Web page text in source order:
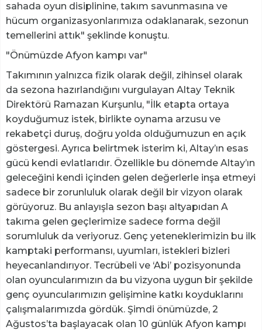
sahada oyun disiplinine, takım savunmasına ve
hücum organizasyonlarımıza odaklanarak, sezonun
temellerini attık" şeklinde konuştu.
"Önümüzde Afyon kampı var"
Takımının yalnızca fizik olarak değil, zihinsel olarak
da sezona hazırlandığını vurgulayan Altay Teknik
Direktörü Ramazan Kurşunlu, "İlk etapta ortaya
koyduğumuz istek, birlikte oynama arzusu ve
rekabetçi duruş, doğru yolda olduğumuzun en açık
göstergesi. Ayrıca belirtmek isterim ki, Altay’ın esas
gücü kendi evlatlarıdır. Özellikle bu dönemde Altay’ın
geleceğini kendi içinden gelen değerlerle inşa etmeyi
sadece bir zorunluluk olarak değil bir vizyon olarak
görüyoruz. Bu anlayışla sezon başı altyapıdan A
takıma gelen geçlerimize sadece forma değil
sorumluluk da veriyoruz. Genç yeteneklerimizin bu ilk
kamptaki performansı, uyumları, istekleri bizleri
heyecanlandırıyor. Tecrübeli ve ‘Abi’ pozisyonunda
olan oyuncularımızın da bu vizyona uygun bir şekilde
genç oyuncularımızın gelişimine katkı koyduklarını
çalışmalarımızda gördük. Şimdi önümüzde, 2
Ağustos’ta başlayacak olan 10 günlük Afyon kampı